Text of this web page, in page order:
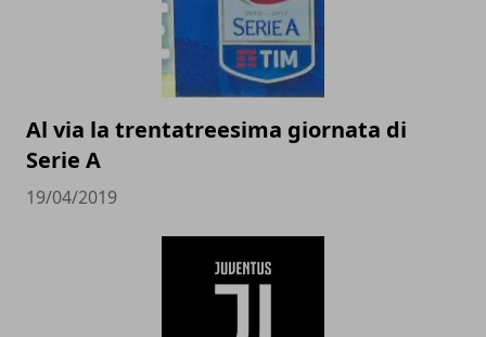
Al via la trentatreesima giornata di
Serie A
19/04/2019